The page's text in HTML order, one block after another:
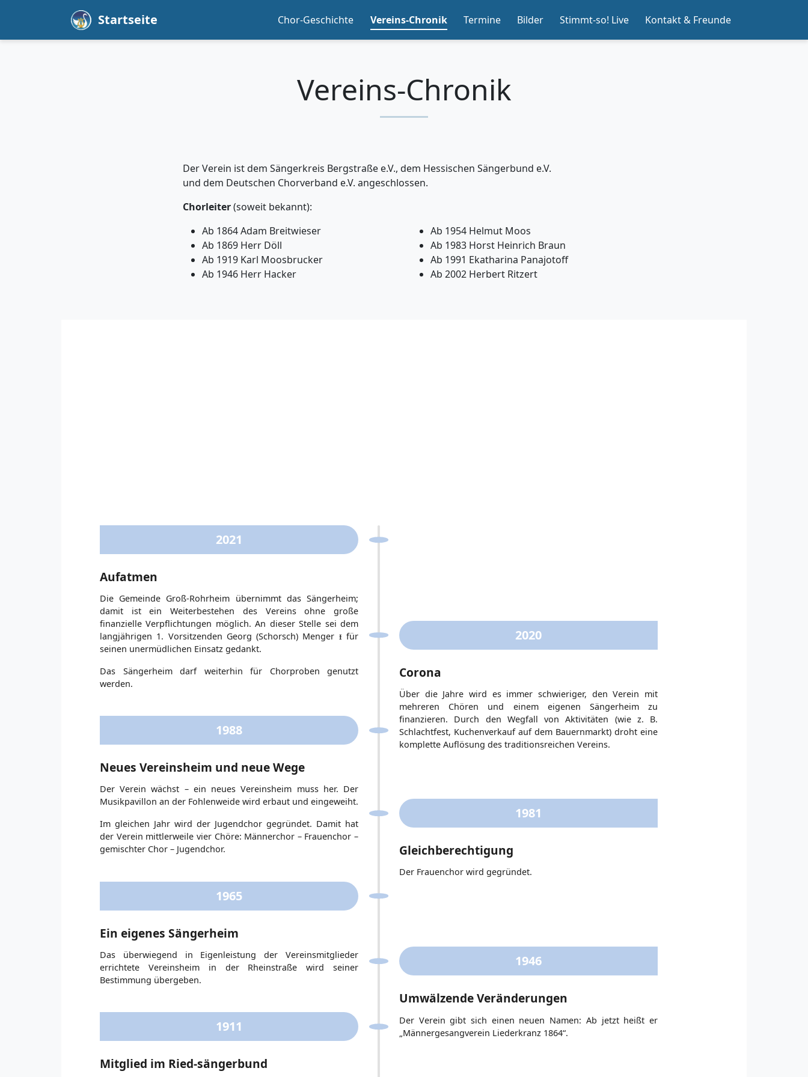
Startseite Chor-Geschichte Vereins-Chronik Termine Bilder Stimmt-so! Live Kontakt & Freunde
Vereins-Chronik
Der Verein ist dem Sängerkreis Bergstraße e.V., dem Hessischen Sängerbund e.V.
und dem Deutschen Chorverband e.V. angeschlossen.
Chorleiter(soweit bekannt):
Ab 1864 Adam Breitwieser
Ab 1869 Herr Döll
Ab 1919 Karl Moosbrucker
Ab 1946 Herr Hacker
Ab 1954 Helmut Moos
Ab 1983 Horst Heinrich Braun
Ab 1991 Ekatharina Panajotoff
Ab 2002 Herbert Ritzert
2021
Aufatmen
Die Gemeinde Groß-Rohrheim übernimmt das Sängerheim;
damit ist ein Weiterbestehen des Vereins ohne große
finanzielle Verpflichtungen möglich. An dieser Stelle sei dem
langjährigen 1. Vorsitzenden Georg (Schorsch) Menger ᵻ für
seinen unermüdlichen Einsatz gedankt.
Das Sängerheim darf weiterhin für Chorproben genutzt
werden.
2020
Corona
Über die Jahre wird es immer schwieriger, den Verein mit
mehreren Chören und einem eigenen Sängerheim zu
finanzieren. Durch den Wegfall von Aktivitäten (wie z. B.
Schlachtfest, Kuchenverkauf auf dem Bauernmarkt) droht eine
komplette Auflösung des traditionsreichen Vereins.
1988
Neues Vereinsheim und neue Wege
Der Verein wächst – ein neues Vereinsheim muss her. Der
Musikpavillon an der Fohlenweide wird erbaut und eingeweiht.
Im gleichen Jahr wird der Jugendchor gegründet. Damit hat
der Verein mittlerweile vier Chöre: Männerchor – Frauenchor –
gemischter Chor – Jugendchor.
1981
Gleichberechtigung
Der Frauenchor wird gegründet.
1965
Ein eigenes Sängerheim
Das überwiegend in Eigenleistung der Vereinsmitglieder
errichtete Vereinsheim in der Rheinstraße wird seiner
Bestimmung übergeben.
1946
Umwälzende Veränderungen
Der Verein gibt sich einen neuen Namen: Ab jetzt heißt er
„Männergesangverein Liederkranz 1864“.
1911
Mitglied im Ried-sängerbund